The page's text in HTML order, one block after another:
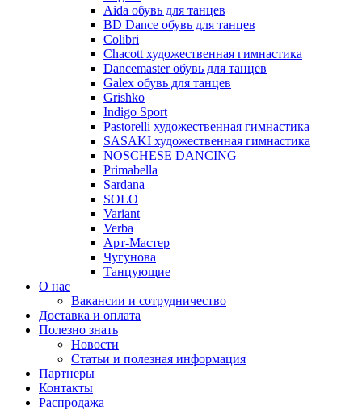
Аida обувь для танцев
BD Dance обувь для танцев
Colibri
Chacott художественная гимнастика
Dancemaster обувь для танцев
Galex обувь для танцев
Grishko
Indigo Sport
Pastorelli художественная гимнастика
SASAKI художественная гимнастика
NOSCHESE DANCING
Primabella
Sardana
SOLO
Variant
Verba
Арт-Мастер
Чугунова
Танцующие
О нас
Вакансии и сотрудничество
Доставка и оплата
Полезно знать
Новости
Статьи и полезная информация
Партнеры
Контакты
Распродажа